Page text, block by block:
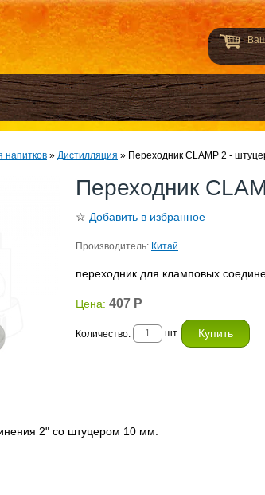
напитков » Дистилляция » Переходник CLAMP 2 -
Переходник
☆ Добавить в избранное
Производитель: Китай
переходник для кламповых
Цена: 407 Р
Количество: шт.
2" со штуцером 10 мм.